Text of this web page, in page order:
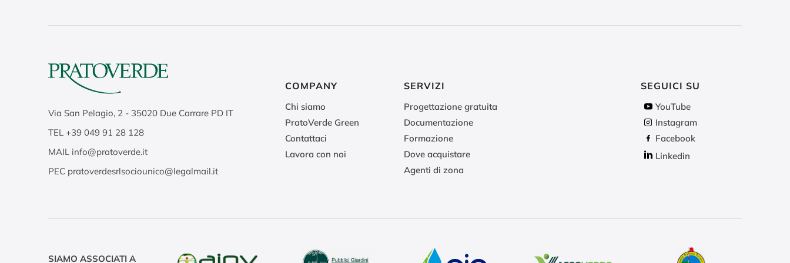
Via San Pelagio, 2 - 35020 Due Carrare PD IT
TEL+39 049 91 28 128
MAIL info@pratoverde.it
PEC pratoverdesrlsociounico@legalmail.it
COMPANY
Chi siamo
PratoVerde Green
Contattaci
Lavora con noi
SERVIZI
Progettazione gratuita
Documentazione
Formazione
Dove acquistare
Agenti di zona
SEGUICI SU
YouTube
Instagram
Facebook
Linkedin
SIAMO ASSOCIATI A